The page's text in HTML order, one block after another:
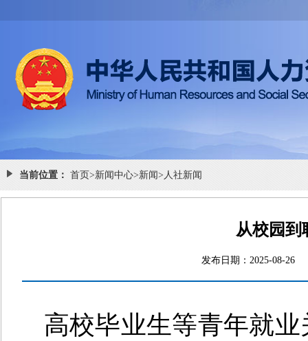
当前位置： 首页>新闻中心>新闻> 人社新闻
从校园到
发布日期：2025-
高校毕业生等青年就